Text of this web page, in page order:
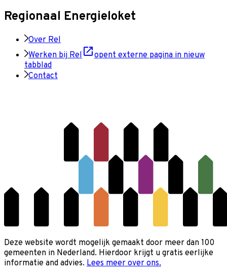
Regionaal Energieloket
Over Rel
Werken bij Rel
opent externe pagina in nieuw
tabblad
Contact
Deze website wordt mogelijk gemaakt door meer dan 100
gemeenten in Nederland. Hierdoor krijgt u gratis eerlijke
informatie and advies. Lees meer over ons.